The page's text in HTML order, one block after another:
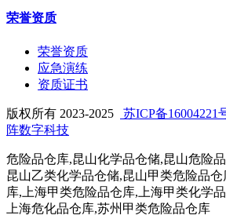
荣誉资质
荣誉资质
应急演练
资质证书
版权所有 2023-2025 苏ICP备16004221
阵数字科技
危险品仓库,昆山化学品仓储,昆山危险
昆山乙类化学品仓储,昆山甲类危险品
库,上海甲类危险品仓库,上海甲类化学
上海危化品仓库,苏州甲类危险品仓库